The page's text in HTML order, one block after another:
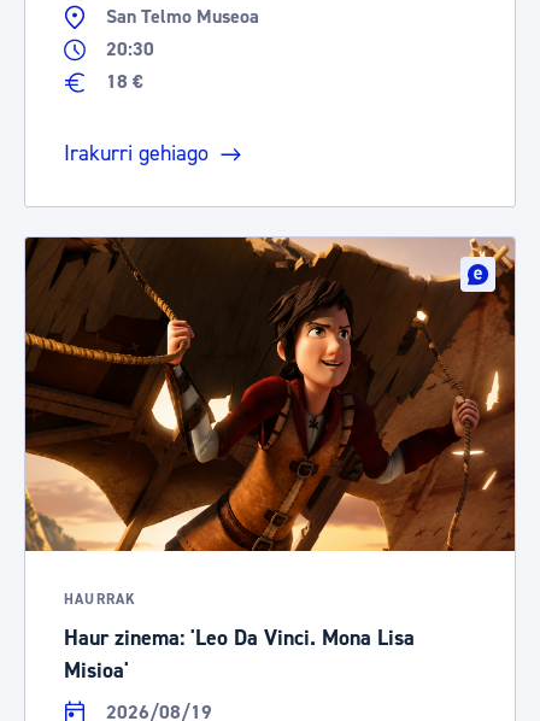
San Telmo Museoa
20:30
18 €
Irakurri gehiago
HAURRAK
Haur zinema: 'Leo Da Vinci. Mona Lisa
Misioa'
2026/08/19